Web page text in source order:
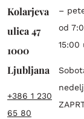
Kolarjeva
ulica 47
1000
Ljubljana
+386 1 230
65 80
–
od
15:00